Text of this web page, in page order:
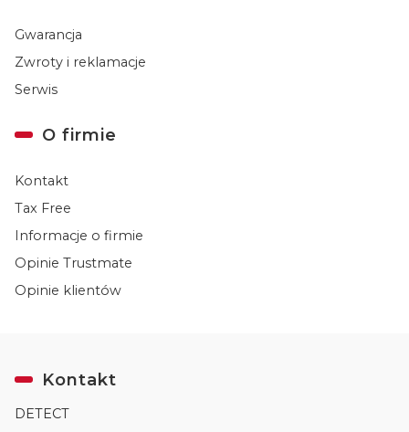
Gwarancja
Zwroty i reklamacje
Serwis
O firmie
Kontakt
Tax Free
Informacje o firmie
Opinie Trustmate
Opinie klientów
Kontakt
DETECT